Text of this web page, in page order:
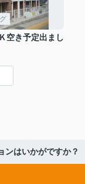
空き予定出まし
ンはいかがですか？